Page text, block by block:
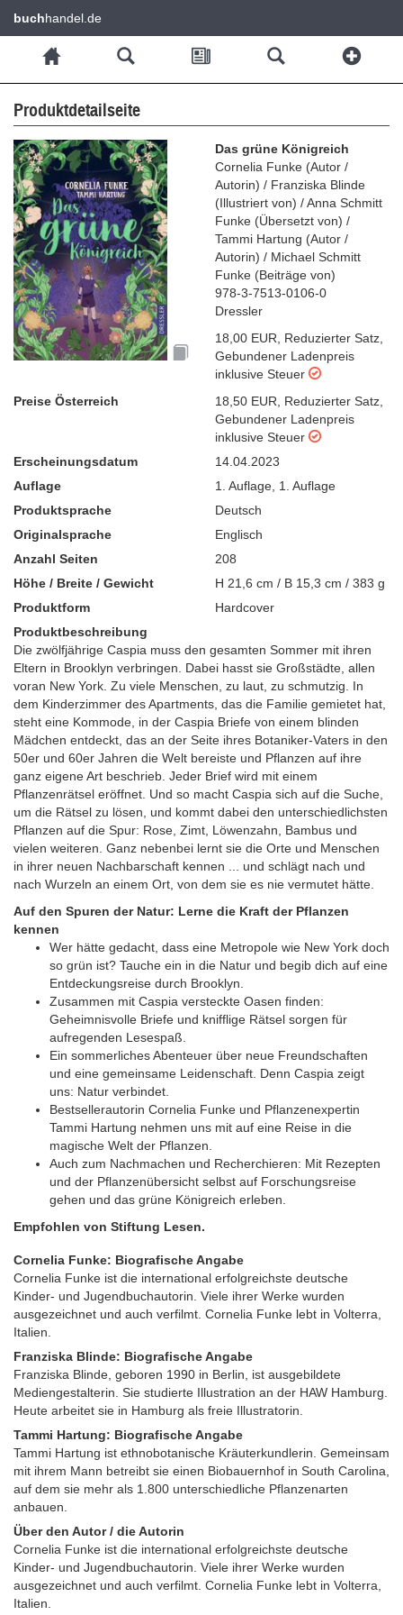
buchhandel.de
Produktdetailseite
Das grüne Königreich
Cornelia Funke (Autor /
Autorin) / Franziska Blinde
(Illustriert von) /Anna Schmitt
Funke (Übersetzt von) /
Tammi Hartung (Autor /
Autorin) / Michael Schmitt
Funke (Beiträge von)
978-3-7513-0106-0
Dressler
18,00 EUR
Reduzierter Satz
Gebundener Ladenpreis
inklusive Steuer
Preise Österreich
18,50 EUR Reduzierter Satz
Gebundener Ladenpreis
inklusive Steuer
Erscheinungsdatum
14.04.2023
Auflage
1. Auflage 1. Auflage
Produktsprache
Deutsch
Originalsprache
Englisch
Anzahl Seiten
208
Höhe / Breite / Gewicht
H 21,6 cm / B 15,3 cm / 383 g
Produktform
Hardcover
Produktbeschreibung
Die zwölfjährige Caspia muss den gesamten Sommer mit ihren
Eltern in Brooklyn verbringen. Dabei hasst sie Großstädte, allen
voran New York. Zu viele Menschen, zu laut, zu schmutzig. In
dem Kinderzimmer des Apartments, das die Familie gemietet hat,
steht eine Kommode, in der Caspia Briefe von einem blinden
Mädchen entdeckt, das an der Seite ihres Botaniker-Vaters in den
50er und 60er Jahren die Welt bereiste und Pflanzen auf ihre
ganz eigene Art beschrieb. Jeder Brief wird mit einem
Pflanzenrätsel eröffnet. Und so macht Caspia sich auf die Suche,
um die Rätsel zu lösen, und kommt dabei den unterschiedlichsten
Pflanzen auf die Spur: Rose, Zimt, Löwenzahn, Bambus und
vielen weiteren. Ganz nebenbei lernt sie die Orte und Menschen
in ihrer neuen Nachbarschaft kennen ... und schlägt nach und
nach Wurzeln an einem Ort, von dem sie es nie vermutet hätte.
Auf den Spuren der Natur: Lerne die Kraft der Pflanzen
kennen
Wer hätte gedacht, dass eine Metropole wie New York doch
so grün ist? Tauche ein in die Natur und begib dich auf eine
Entdeckungsreise durch Brooklyn.
Zusammen mit Caspia versteckte Oasen finden:
Geheimnisvolle Briefe und knifflige Rätsel sorgen für
aufregenden Lesespaß.
Ein sommerliches Abenteuer über neue Freundschaften
und eine gemeinsame Leidenschaft. Denn Caspia zeigt
uns: Natur verbindet.
Bestsellerautorin Cornelia Funke und Pflanzenexpertin
Tammi Hartung nehmen uns mit auf eine Reise in die
magische Welt der Pflanzen.
Auch zum Nachmachen und Recherchieren: Mit Rezepten
und der Pflanzenübersicht selbst auf Forschungsreise
gehen und das grüne Königreich erleben.
Empfohlen von Stiftung Lesen.
Cornelia Funke: Biografische Angabe
Cornelia Funke ist die international erfolgreichste deutsche
Kinder- und Jugendbuchautorin. Viele ihrer Werke wurden
ausgezeichnet und auch verfilmt. Cornelia Funke lebt in Volterra,
Italien.
Franziska Blinde: Biografische Angabe
Franziska Blinde, geboren 1990 in Berlin, ist ausgebildete
Mediengestalterin. Sie studierte Illustration an der HAW Hamburg.
Heute arbeitet sie in Hamburg als freie Illustratorin.
Tammi Hartung: Biografische Angabe
Tammi Hartung ist ethnobotanische Kräuterkundlerin. Gemeinsam
mit ihrem Mann betreibt sie einen Biobauernhof in South Carolina,
auf dem sie mehr als 1.800 unterschiedliche Pflanzenarten
anbauen.
Über den Autor / die Autorin
Cornelia Funke ist die international erfolgreichste deutsche
Kinder- und Jugendbuchautorin. Viele ihrer Werke wurden
ausgezeichnet und auch verfilmt. Cornelia Funke lebt in Volterra,
Italien.